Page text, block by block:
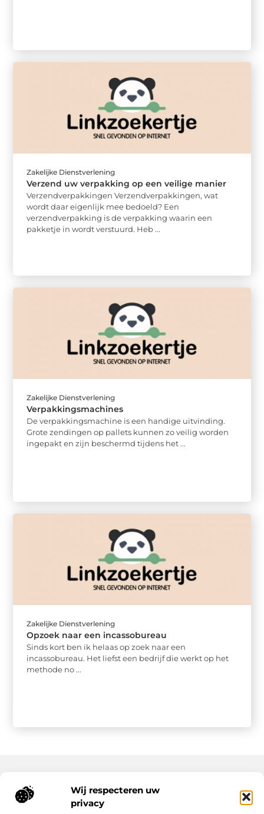
Wij respecteren uw
privacy
Zakelijke Dienstverlening
Verzend uw verpakking op een veilige manier
Verzendverpakkingen Verzendverpakkingen, wat
wordt daar eigenlijk mee bedoeld? Een
verzendverpakking is de verpakking waarin een
pakketje in wordt verstuurd. Heb ...
Zakelijke Dienstverlening
Verpakkingsmachines
De verpakkingsmachine is een handige uitvinding.
Grote zendingen op pallets kunnen zo veilig worden
ingepakt en zijn beschermd tijdens het ...
Zakelijke Dienstverlening
Opzoek naar een incassobureau
Sinds kort ben ik helaas op zoek naar een
incassobureau. Het liefst een bedrijf die werkt op het
methode no ...
Onze informatie